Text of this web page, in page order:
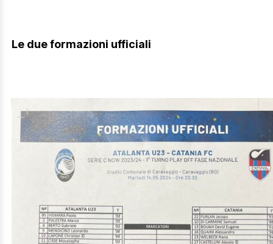
Le due formazioni ufficiali